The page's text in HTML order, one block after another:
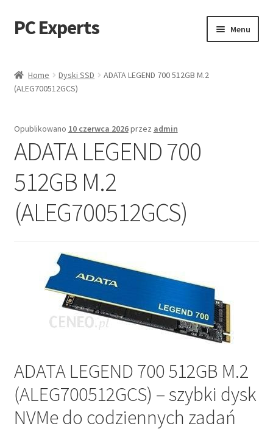
Przejdź
do
Przejdź
do
PC Experts Menu
Blog
Home Dyski SSD
ADATA LEGEND 700 512GB M.2
(ALEG700512GCS)
Opublikowano 10 czerwca 2026przez admin
ADATA LEGEND 700
512GB M.2
(ALEG700512GCS)
ADATA LEGEND 700 512GB M.2
(ALEG700512GCS) – szybki dysk
NVMe do codziennych zadań